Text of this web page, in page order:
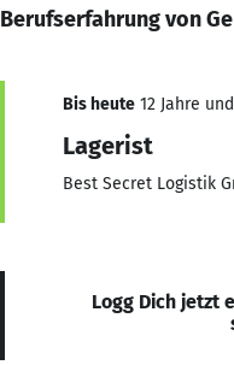
Berufserfahrung von
Bis heute 12 Jahre
Lagerist
Best Secret Logistik
Logg Dich jetzt